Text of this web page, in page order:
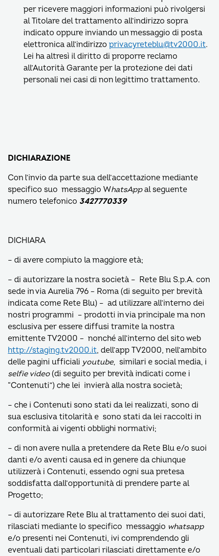
per ricevere maggiori informazioni può rivolgersi
al Titolare del trattamento all’indirizzo sopra
indicato oppure inviando un messaggio di posta
elettronica all’indirizzo privacyreteblu@tv2000.it.
Lei ha altresì il diritto di proporre reclamo
all’Autorità Garante per la protezione dei dati
personali nei casi di non legittimo trattamento.
DICHIARAZIONE
Con l’invio da parte sua dell’accettazione mediante
specifico suo messaggio WhatsAppal seguente
numero telefonico 3427770339
DICHIARA
– di avere compiuto la maggiore età;
– di autorizzare la nostra società – Rete Blu S.p.A. con
sede in via Aurelia 796 – Roma (di seguito per brevità
indicata come Rete Blu) – ad utilizzare all’interno dei
nostri programmi – prodotti in via principale ma non
esclusiva per essere diffusi tramite la nostra
emittente TV2000 – nonché all’interno del sito web
http://staging.tv2000.it, dell’app TV2000, nell’ambito
delle pagini ufficiali youtube, similari e social media, i
selfie video (di seguito per brevità indicati come i
“Contenuti”) che lei invierà alla nostra società;
– che i Contenuti sono stati da lei realizzati, sono di
sua esclusiva titolarità e sono stati da lei raccolti in
conformità ai vigenti obblighi normativi;
– di non avere nulla a pretendere da Rete Blu e/o suoi
danti e/o aventi causa ed in genere da chiunque
utilizzerà i Contenuti, essendo ogni sua pretesa
soddisfatta dall’opportunità di prendere parte al
Progetto;
– di autorizzare Rete Blu al trattamento dei suoi dati,
rilasciati mediante lo specifico messaggio whatsapp
e/o presenti nei Contenuti, ivi comprendendo gli
eventuali dati particolari rilasciati direttamente e/o